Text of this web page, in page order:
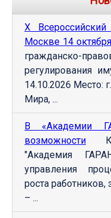
Х
Москве 14
гражданско-
регулирования
14.10.2026 Место:
Мира, ...
В «Академии
возможности
"Академия
управления
роста работников,
– ...